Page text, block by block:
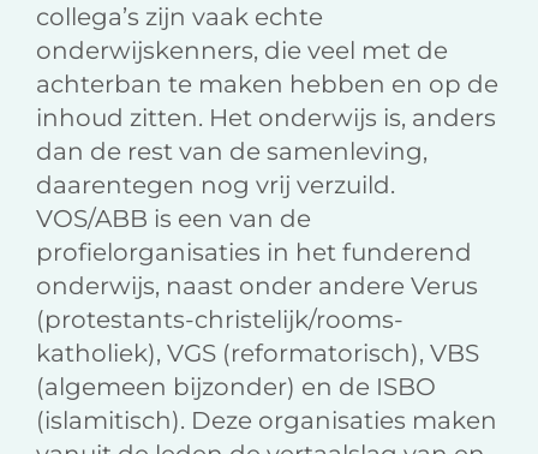
collega’s zijn vaak echte
onderwijskenners, die veel met de
achterban te maken hebben en op de
inhoud zitten. Het onderwijs is, anders
dan de rest van de samenleving,
daarentegen nog vrij verzuild.
VOS/ABB is een van de
profielorganisaties in het funderend
onderwijs, naast onder andere Verus
(protestants-christelijk/rooms-
katholiek), VGS (reformatorisch), VBS
(algemeen bijzonder) en de ISBO
(islamitisch). Deze organisaties maken